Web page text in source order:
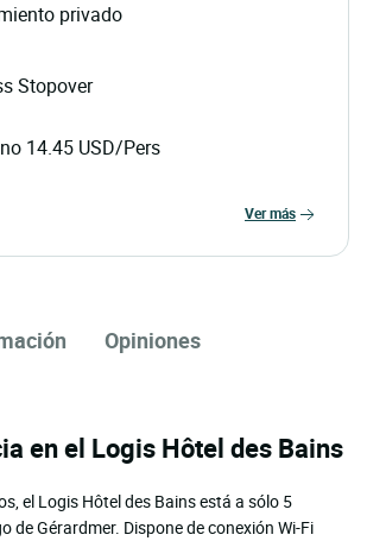
privado
Stopover
14.45 USD/Pers
ver más
Opiniones
en el Logis Hôtel des Bains
el Logis Hôtel des Bains está a sólo 5
de Gérardmer. Dispone de conexión Wi-Fi